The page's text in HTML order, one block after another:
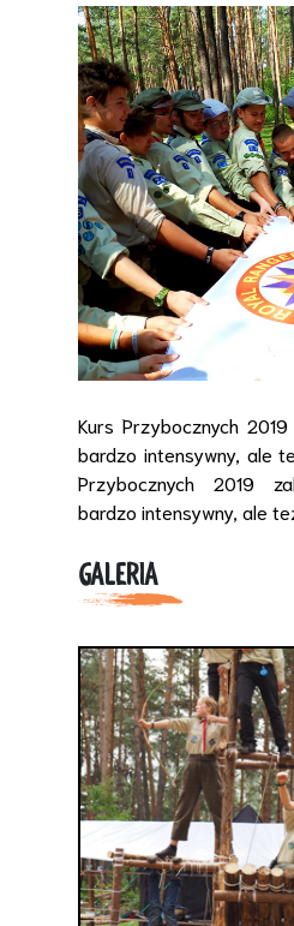
Kurs Przybocznych
bardzo intensywny, ale
Przybocznych 2019
bardzo intensywny, ale
GALERIA